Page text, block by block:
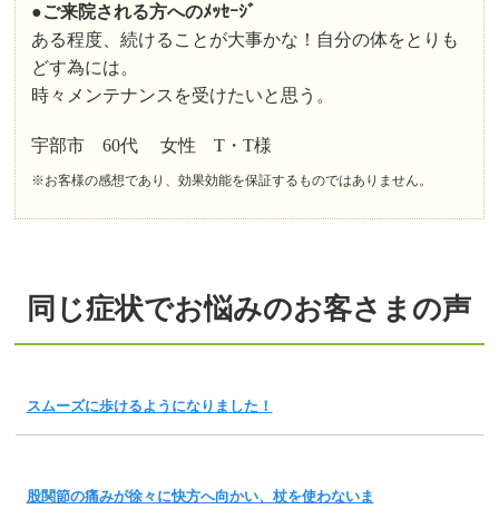
●ご来院される方へのﾒｯｾｰｼﾞ
ある程度、続けることが大事かな！自分の体をとりも
どす為には。
時々メンテナンスを受けたいと思う。
宇部市 60代 女性 T・T様
※お客様の感想であり、効果効能を保証するものではありません。
同じ症状でお悩みのお客さまの声
スムーズに歩けるようになりました！
股関節の痛みが徐々に快方へ向かい、杖を使わないま